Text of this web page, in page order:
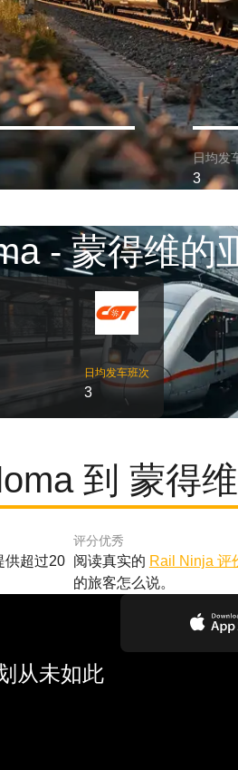
日均发
3
- 蒙得维的
日均发车班次
3
到 蒙得
供超过20
评分优秀
阅读真实的 Rail Ninja 评
的旅客怎么说。
从未如此